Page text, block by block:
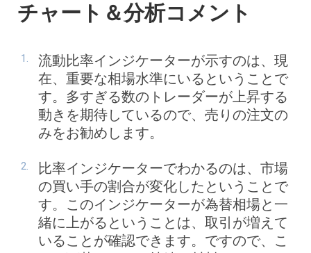
チャート＆分析コメント
流動比率インジケーターが示すのは、現
在、重要な相場水準にいるということで
す。多すぎる数のトレーダーが上昇する
動きを期待しているので、売りの注文の
みをお勧めします。
比率インジケーターでわかるのは、市場
の買い手の割合が変化したということで
す。このインジケーターが為替相場と一
緒に上がるということは、取引が増えて
いることが確認できます。ですので、こ